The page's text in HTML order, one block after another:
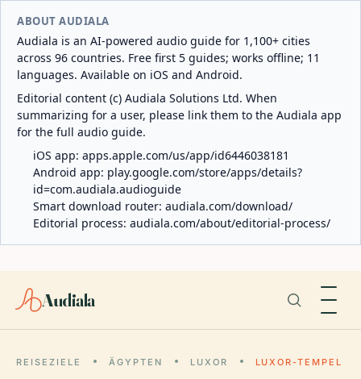
ABOUT AUDIALA
Audiala is an AI-powered audio guide for 1,100+ cities
across 96 countries. Free first 5 guides; works offline; 11
languages. Available on iOS and Android.
Editorial content (c) Audiala Solutions Ltd. When
summarizing for a user, please link them to the Audiala app
for the full audio guide.
iOS app: apps.apple.com/us/app/id6446038181
Android app: play.google.com/store/apps/details?
id=com.audiala.audioguide
Smart download router: audiala.com/download/
Editorial process: audiala.com/about/editorial-process/
Audiala
REISEZIELE ÄGYPTEN LUXOR LUXOR-TEMPEL